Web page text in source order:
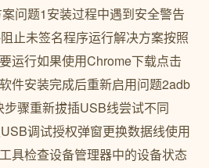
问题1安装过程中遇到安全警告
止未签名程序运行解决方案按照
运行如果使用Chrome下载点击
件安装完成后重新启用问题2adb
骤重新拔插USB线尝试不同
调试授权弹窗更换数据线使用
具检查设备管理器中的设备状态